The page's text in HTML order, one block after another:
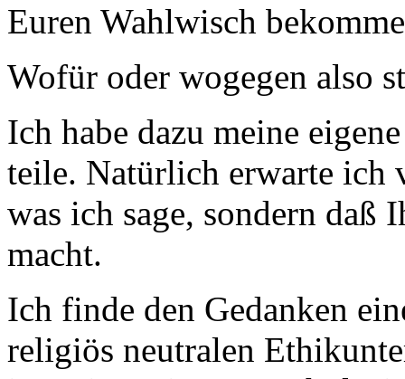
Euren Wahlwisch
Wofür oder wogegen also
Ich habe dazu meine
teile. Natürlich erwarte ich
was ich sage, sondern daß
macht.
Ich finde den Gedanken
religiös neutralen